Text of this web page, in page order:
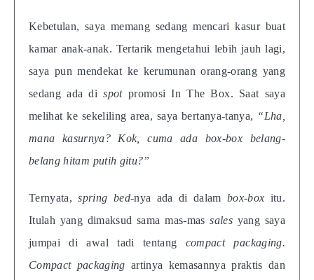
Kebetulan, saya memang sedang mencari kasur buat
kamar anak-anak. Tertarik mengetahui lebih jauh lagi,
saya pun mendekat ke kerumunan orang-orang yang
sedang ada dispotpromosi In The Box. Saat saya
melihat ke sekeliling area, saya bertanya-tanya, “Lha,
mana kasurnya? Kok, cuma ada box-box belang-
belang hitam putih gitu?”
Ternyata,spring bed-nya ada di dalam box-box itu.
Itulah yang dimaksud sama mas-massalesyang saya
jumpai di awal tadi tentang compact packaging.
Compact packaging artinya kemasannya praktis dan